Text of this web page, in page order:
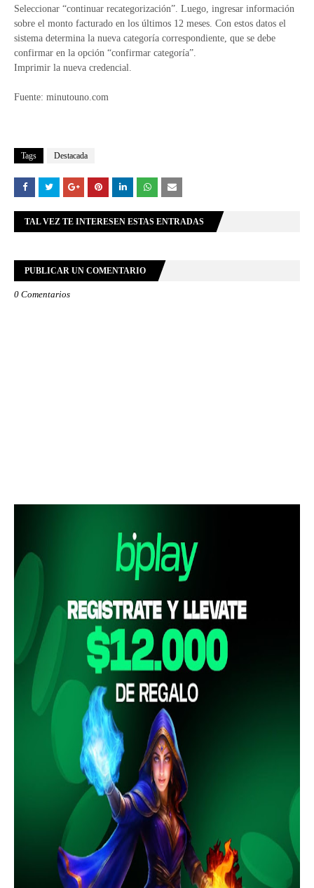
Seleccionar “continuar recategorización”. Luego, ingresar información
sobre el monto facturado en los últimos 12 meses. Con estos datos el
sistema determina la nueva categoría correspondiente, que se debe
confirmar en la opción “confirmar categoría”.
Imprimir la nueva credencial.
Fuente: minutouno.com
Tags Destacada
TAL VEZ TE INTERESEN ESTAS ENTRADAS
PUBLICAR UN COMENTARIO
0 Comentarios